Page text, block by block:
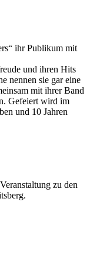
ihr Publikum mit
und ihren Hits
nennen sie gar eine
mit ihrer Band
Gefeiert wird im
und 10 Jahren
zu den